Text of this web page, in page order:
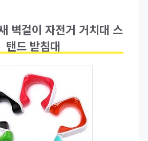
벽걸이 자전거 거치대 스
탠드 받침대